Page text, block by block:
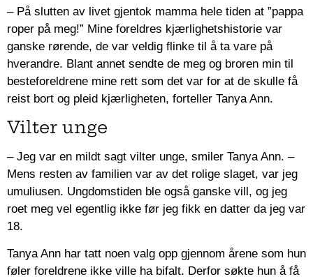
– På slutten av livet gjentok mamma hele tiden at ”pappa
roper på meg!” Mine foreldres kjærlighetshistorie var
ganske rørende, de var veldig flinke til å ta vare på
hverandre. Blant annet sendte de meg og broren min til
besteforeldrene mine rett som det var for at de skulle få
reist bort og pleid kjærligheten, forteller Tanya Ann.
Vilter unge
– Jeg var en mildt sagt vilter unge, smiler Tanya Ann. –
Mens resten av familien var av det rolige slaget, var jeg
umuliusen. Ungdomstiden ble også ganske vill, og jeg
roet meg vel egentlig ikke før jeg fikk en datter da jeg var
18.
Tanya Ann har tatt noen valg opp gjennom årene som hun
føler foreldrene ikke ville ha bifalt. Derfor søkte hun å få